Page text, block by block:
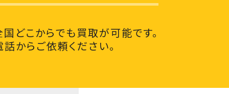
どこからでも買取が可能です。
からご依頼ください。